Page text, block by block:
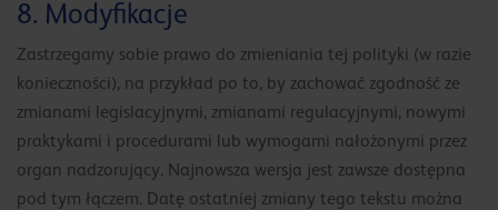
8. Modyfikacje
Zastrzegamy sobie prawo do zmieniania tej polityki (w razie
konieczności), na przykład po to, by zachować zgodność ze
zmianami legislacyjnymi, zmianami regulacyjnymi, nowymi
praktykami i procedurami lub wymogami nałożonymi przez
organ nadzorujący. Najnowsza wersja jest zawsze dostępna
pod tym łączem. Datę ostatniej zmiany tego tekstu można